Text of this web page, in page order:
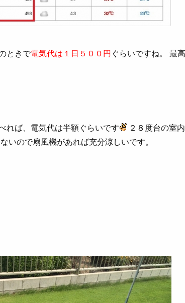
ときで電気代は１日５００円 ぐらいですね。 最
れば、電気代は半額ぐらいです
２８度台の室
いので扇風機があれば充分涼しいです。